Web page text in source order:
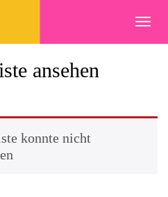
ansehen
konnte nicht